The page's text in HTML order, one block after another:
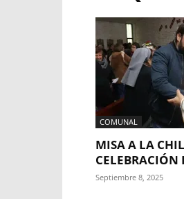
COMUNAL
MISA A LA
CELEBRACIÓN
Septiembre 8, 2025